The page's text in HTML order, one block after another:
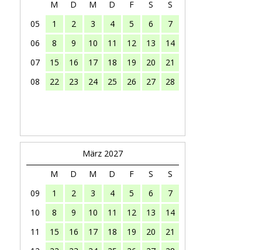
M
D M D F S
S
05
1 2 3 4 5 6
7
06
8 9 10 11 12 13
14
07
15 16 17 18 19 20
21
08
22 23 24 25 26 27 28
März 2027
M
D M D F S
S
09
1 2 3 4 5 6
7
10
8 9 10 11 12 13
14
11
15 16 17 18 19 20
21